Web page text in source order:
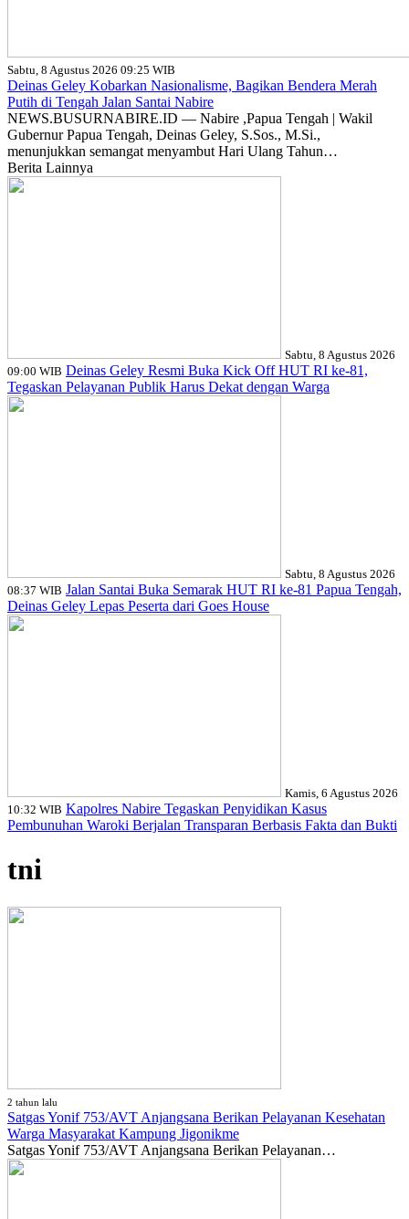
Sabtu, 8 Agustus 2026 09:25 WIB
Deinas Geley Kobarkan Nasionalisme, Bagikan Bendera Merah
Putih di Tengah Jalan Santai Nabire
NEWS.BUSURNABIRE.ID — Nabire ,Papua Tengah | Wakil
Gubernur Papua Tengah, Deinas Geley, S.Sos., M.Si.,
menunjukkan semangat menyambut Hari Ulang Tahun…
Berita Lainnya
Sabtu, 8 Agustus 2026
09:00 WIB Deinas Geley Resmi Buka Kick Off HUT RI ke-81,
Tegaskan Pelayanan Publik Harus Dekat dengan Warga
Sabtu, 8 Agustus 2026
08:37 WIB Jalan Santai Buka Semarak HUT RI ke-81 Papua Tengah,
Deinas Geley Lepas Peserta dari Goes House
Kamis, 6 Agustus 2026
10:32 WIB Kapolres Nabire Tegaskan Penyidikan Kasus
Pembunuhan Waroki Berjalan Transparan Berbasis Fakta dan Bukti
tni
2 tahun lalu
Satgas Yonif 753/AVT Anjangsana Berikan Pelayanan Kesehatan
Warga Masyarakat Kampung Jigonikme
Satgas Yonif 753/AVT Anjangsana Berikan Pelayanan…